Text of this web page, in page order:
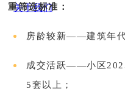
关于我们
重筛选标准：
房龄较新——建筑年代
成交活跃——小区
5套以上；